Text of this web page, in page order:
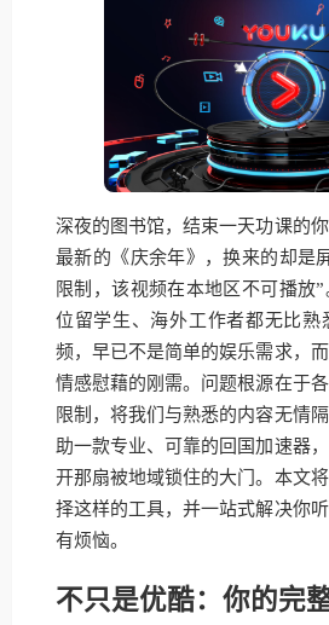
深夜的图书馆，结束一天功课的
最新的《庆余年》，换来的却是
限制，该视频在本地区不可播放
位留学生、海外工作者都无比熟
频，早已不是简单的娱乐需求，
情感慰藉的刚需。问题根源在于
限制，将我们与熟悉的内容无情
助一款专业、可靠的回国加速器
开那扇被地域锁住的大门。本文
择这样的工具，并一站式解决你
有烦恼。
不只是优酷：你的完